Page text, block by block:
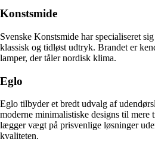
Konstsmide
Svenske Konstsmide har specialiseret
klassisk og tidløst udtryk. Brandet er
lamper, der tåler nordisk klima.
Eglo
Eglo tilbyder et bredt udvalg af
moderne minimalistiske designs til mere
lægger vægt på prisvenlige løsninger
kvaliteten.